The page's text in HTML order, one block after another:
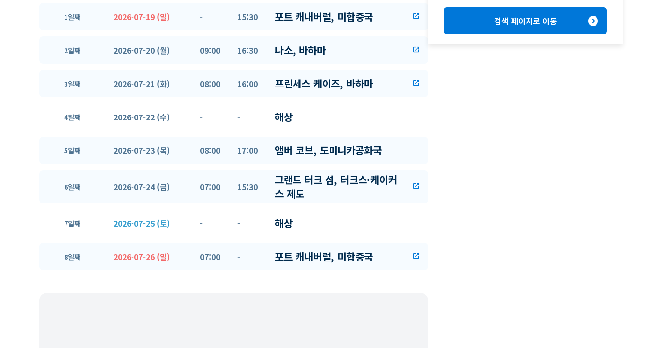
1일째 2026-07-19 (일) - 15:30 포트 캐내버럴, 미합중국 open_in_new
2일째 2026-07-20 (월) 09:00 16:30 나소, 바하마 open_in_new
3일째 2026-07-21 (화) 08:00 16:00 프린세스 케이즈, 바하마 open_in_new
4일째 2026-07-22 (수) - - 해상
5일째 2026-07-23 (목) 08:00 17:00 앰버 코브, 도미니카공화국
6일째 2026-07-24 (금) 07:00 15:30
그랜드 터크 섬, 터크스·케이커
스 제도
open_in_new
7일째 2026-07-25 (토) - - 해상
8일째 2026-07-26 (일) 07:00 - 포트 캐내버럴, 미합중국 open_in_new
검색 페이지로 이동 expand_circle_right